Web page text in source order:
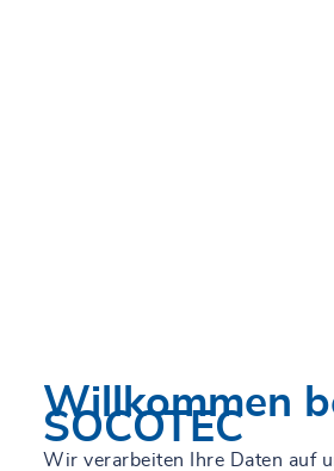
Willkommen
SOCOTEC
Wir verarbeiten Ihre Daten auf